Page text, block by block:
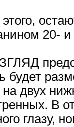
20- и
двух
В
глазу,